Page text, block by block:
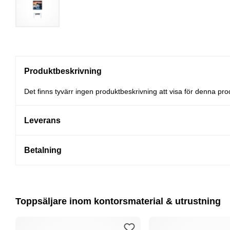
Produktbeskrivning
Det finns tyvärr ingen produktbeskrivning att visa för denna
Leverans
Betalning
Toppsäljare inom kontorsmaterial & utrustning